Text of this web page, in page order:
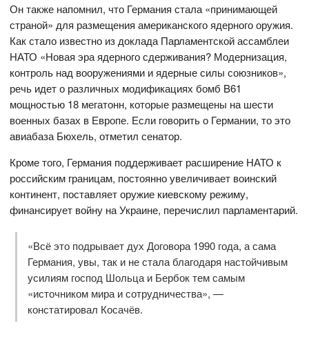
Он также напомнил, что Германия стала «принимающей
страной» для размещения американского ядерного оружия.
Как стало известно из доклада Парламентской ассамблеи
НАТО «Новая эра ядерного сдерживания? Модернизация,
контроль над вооружениями и ядерные силы союзников»,
речь идет о различных модификациях бомб B61
мощностью 18 мегатонн, которые размещены на шести
военных базах в Европе. Если говорить о Германии, то это
авиабаза Бюхель, отметил сенатор.
Кроме того, Германия поддерживает расширение НАТО к
российским границам, постоянно увеличивает воинский
континент, поставляет оружие киевскому режиму,
финансирует войну на Украине, перечислил парламентарий.
«Всё это подрывает дух Договора 1990 года, а сама
Германия, увы, так и не стала благодаря настойчивым
усилиям господ Шольца и Бербок тем самым
«источником мира и сотрудничества», —
констатировал Косачёв.